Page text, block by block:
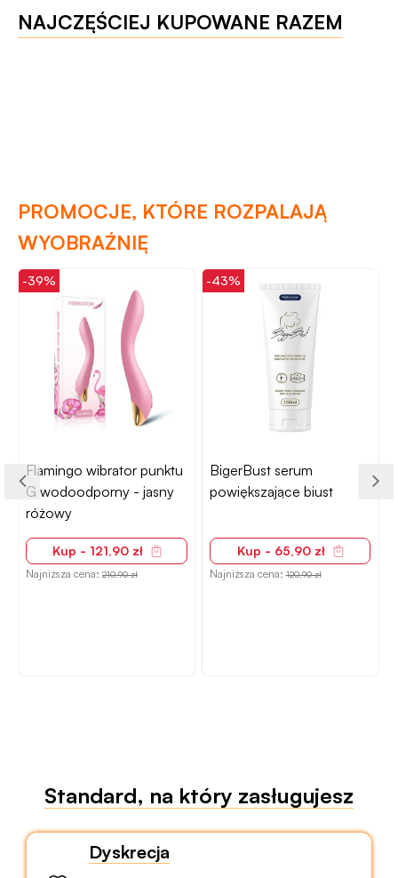
NAJCZĘŚCIEJ KUPOWANE RAZEM
PROMOCJE, KTÓRE ROZPALAJĄ
WYOBRAŹNIĘ
-39%
Flamingo wibrator punktu
G wodoodporny - jasny
różowy
Kup - 121,90 zł
Najniższa cena:210,90 zł
-43%
BigerBust serum
powiększające biust
Kup - 65,90 zł
Najniższa cena:120,90 zł
Standard, na który zasługujesz
Dyskrecja